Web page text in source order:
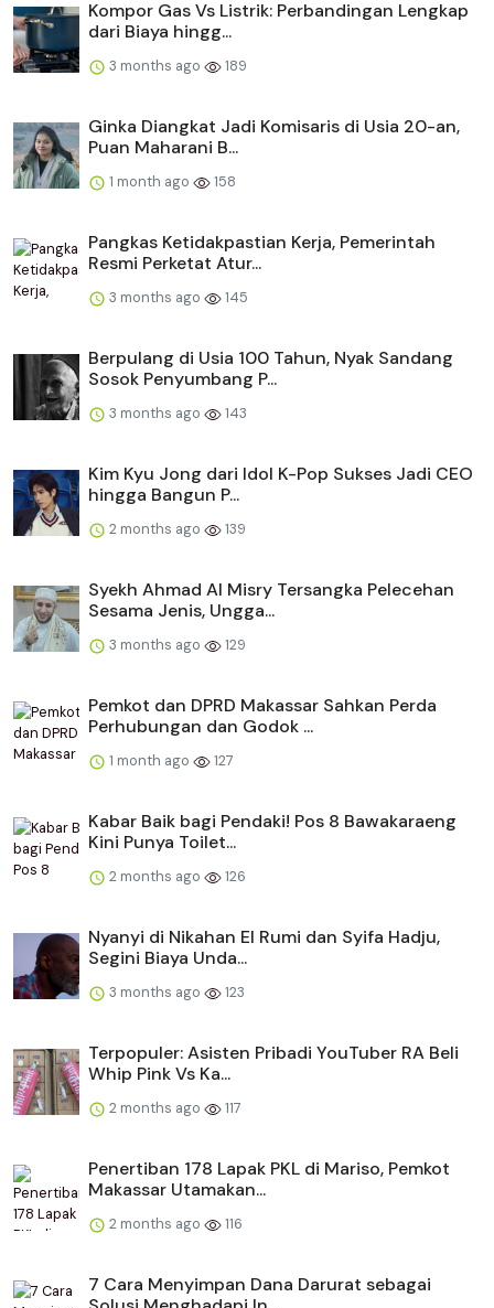
Kompor Gas Vs Listrik: Perbandingan Lengkap
dari Biaya hingg...
3 months ago 189
Ginka Diangkat Jadi Komisaris di Usia 20-an,
Puan Maharani B...
1 month ago 158
Pangkas Ketidakpastian Kerja, Pemerintah
Resmi Perketat Atur...
3 months ago 145
Berpulang di Usia 100 Tahun, Nyak Sandang
Sosok Penyumbang P...
3 months ago 143
Kim Kyu Jong dari Idol K-Pop Sukses Jadi CEO
hingga Bangun P...
2 months ago 139
Syekh Ahmad Al Misry Tersangka Pelecehan
Sesama Jenis, Ungga...
3 months ago 129
Pemkot dan DPRD Makassar Sahkan Perda
Perhubungan dan Godok ...
1 month ago 127
Kabar Baik bagi Pendaki! Pos 8 Bawakaraeng
Kini Punya Toilet...
2 months ago 126
Nyanyi di Nikahan El Rumi dan Syifa Hadju,
Segini Biaya Unda...
3 months ago 123
Terpopuler: Asisten Pribadi YouTuber RA Beli
Whip Pink Vs Ka...
2 months ago 117
Penertiban 178 Lapak PKL di Mariso, Pemkot
Makassar Utamakan...
2 months ago 116
​​7 Cara Menyimpan Dana Darurat sebagai